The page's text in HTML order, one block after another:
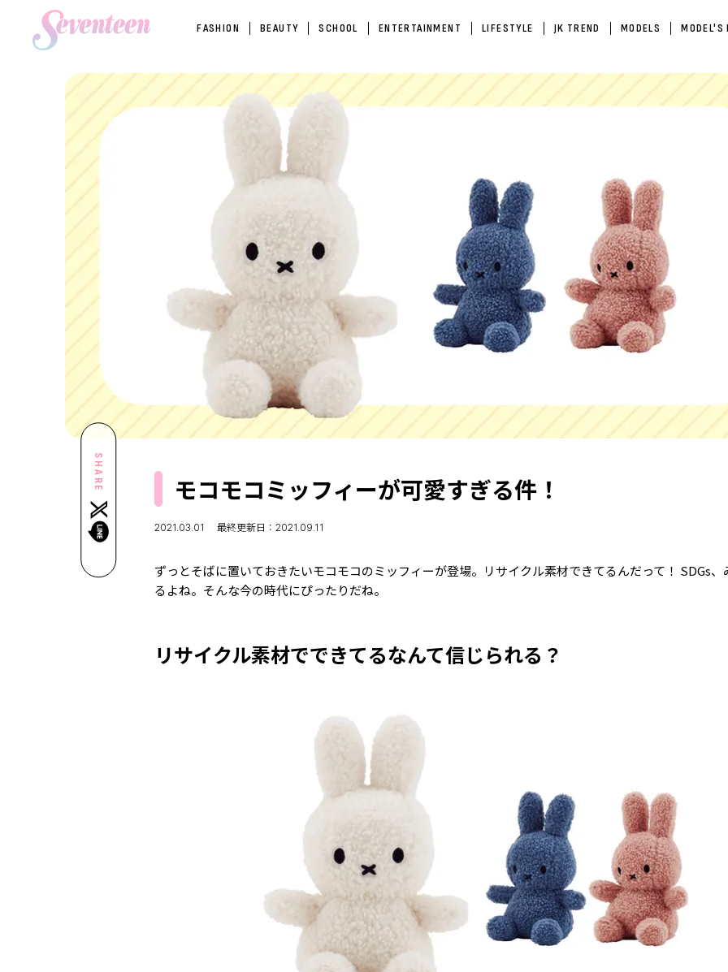
FASHION BEAUTY SCHOOL ENTERTAINMENT LIFESTYLE JK TREND MODELS MODEL'S
SHARE モコモコミッフィーが可愛すぎる件！
2021.03.01 最終更新日：2021.09.11
ずっとそばに置いておきたいモコモコのミッフィーが登場。リサイクル素材できてるんだって！ SDGs、
るよね。そんな今の時代にぴったりだね。
リサイクル素材でできてるなんて信じられる？